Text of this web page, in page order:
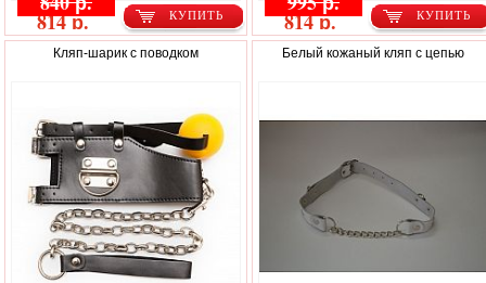
КУПИТЬ
814 р. КУПИТЬ
814 р.
Кляп-шарик с поводком Белый кожаный кляп с цепью